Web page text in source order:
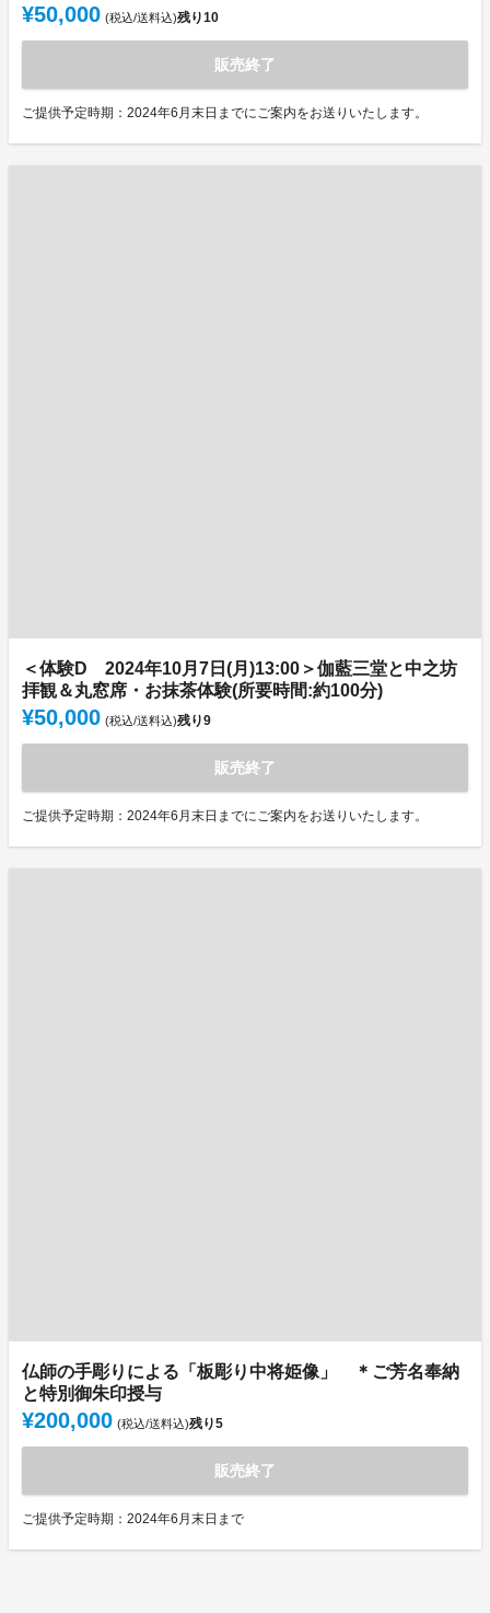
¥50,000 (税込/送料込)残り10
販売終了
ご提供予定時期：2024年6月末日までにご案内をお送りいたします。
＜体験D 2024年10月7日(月)13:00＞伽藍三堂と中之坊
拝観＆丸窓席・お抹茶体験(所要時間:約100分)
¥50,000 (税込/送料込)残り9
販売終了
ご提供予定時期：2024年6月末日までにご案内をお送りいたします。
仏師の手彫りによる「板彫り中将姫像」 ＊ご芳名奉納
と特別御朱印授与
¥200,000 (税込/送料込)残り5
販売終了
ご提供予定時期：2024年6月末日まで